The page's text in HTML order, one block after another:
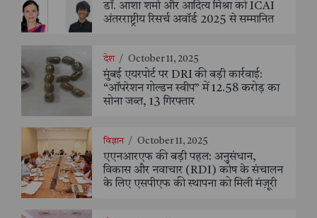
डॉ. आशा शर्मा और आदित्य मिश्रा को ICAI
अंतरराष्ट्रीय रिसर्च अवॉर्ड 2025 से सम्मानित
देश / October 11, 2025
मुंबई एयरपोर्ट पर DRI की बड़ी कार्रवाई:
“ऑपरेशन गोल्डन स्वीप” में 12.58 करोड़ का
सोना जब्त, 13 गिरफ्तार
विज्ञान / October 11, 2025
एएनआरएफ की बड़ी पहल: अनुसंधान,
विकास और नवाचार (RDI) कोष के संचालन
के लिए एसपीएफ की स्थापना को मिली मंज़ूरी